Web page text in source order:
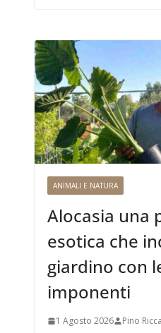
ANIMALI E NATURA
Alocasia una
esotica che
giardino con
imponenti
1 Agosto 2026 Pino